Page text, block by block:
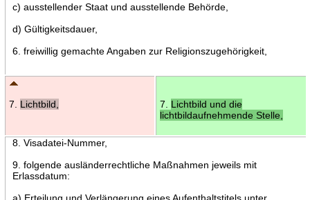
c) ausstellender Staat und ausstellende Behörde,
d) Gültigkeitsdauer,
6. freiwillig gemachte Angaben zur Religionszugehörigkeit,
7. Lichtbild, 7. Lichtbild und die
lichtbildaufnehmende Stelle,
8. Visadatei-Nummer,
9. folgende ausländerrechtliche Maßnahmen jeweils mit
Erlassdatum:
a) Erteilung und Verlängerung eines Aufenthaltstitels unter